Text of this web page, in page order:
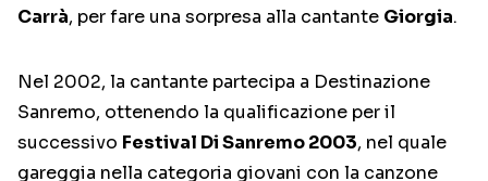
Carrà, per fare una sorpresa alla cantante Giorgia.
Nel 2002, la cantante partecipa a Destinazione
Sanremo, ottenendo la qualificazione per il
successivo Festival Di Sanremo 2003, nel quale
gareggia nella categoria giovani con la canzone